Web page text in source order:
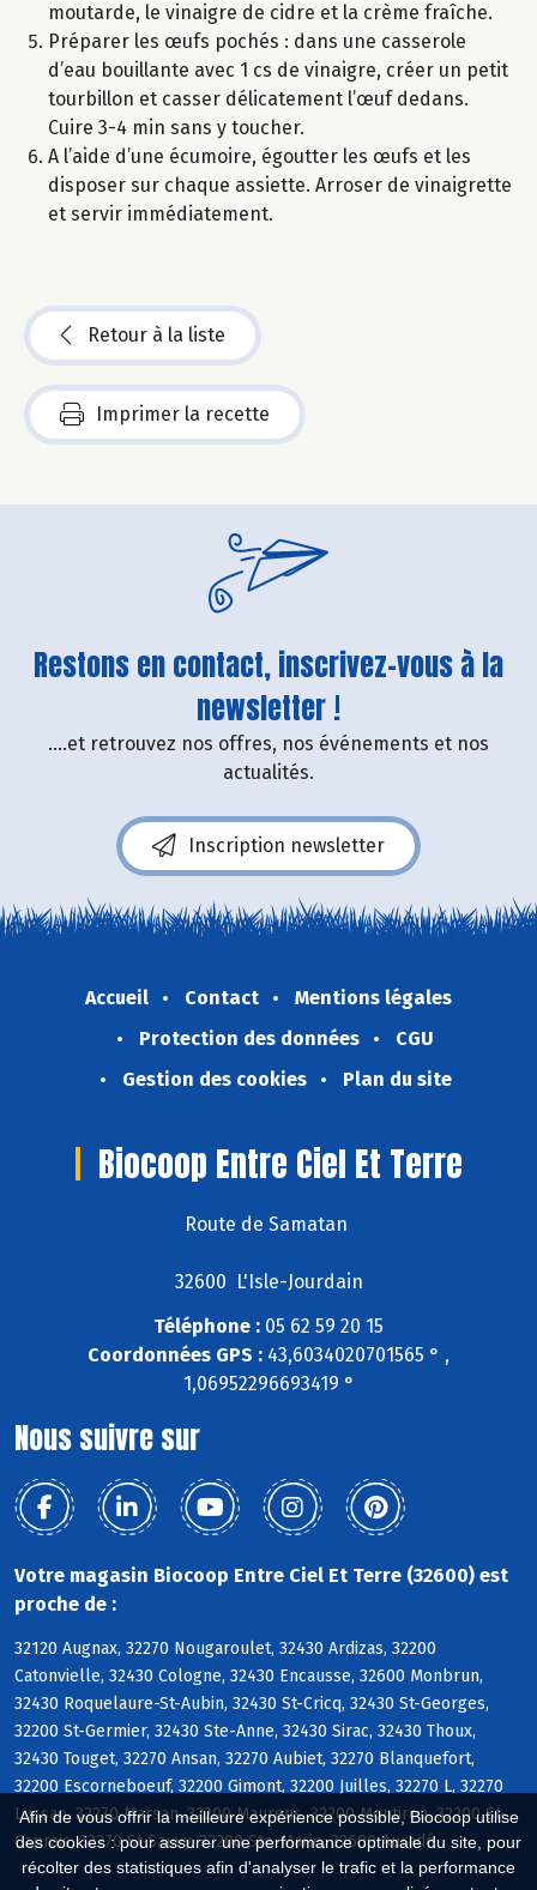
Afin de vous offrir la meilleure expérience possible, Biocoop utilise
des cookies : pour assurer une performance optimale du site, pour
récolter des statistiques afin d'analyser le trafic et la performance
moutarde, le vinaigre de cidre et la crème fraîche.
Préparer les œufs pochés : dans une casserole
d’eau bouillante avec 1 cs de vinaigre, créer un petit
tourbillon et casser délicatement l’œuf dedans.
Cuire 3-4 min sans y toucher.
A l’aide d’une écumoire, égoutter les œufs et les
disposer sur chaque assiette. Arroser de vinaigrette
et servir immédiatement.
Retour à la liste
Imprimer la recette
Restons en contact, inscrivez-vous à la
newsletter !
....et retrouvez nos offres, nos événements et nos
actualités.
Inscription newsletter
Accueil Contact
Mentions légales
Protection des données
CGU
Gestion des cookies
Plan du site
Biocoop Entre Ciel Et Terre
Route de Samatan
32600 L'Isle-Jourdain
Téléphone : 05 62 59 20 15
Coordonnées GPS : 43,6034020701565 ° ,
1,06952296693419 °
Nous suivre sur
Votre magasin Biocoop Entre Ciel Et Terre (32600) est
proche de :
32120 Augnax, 32270 Nougaroulet, 32430 Ardizas, 32200
Catonvielle, 32430 Cologne, 32430 Encausse, 32600 Monbrun,
32430 Roquelaure-St-Aubin, 32430 St-Cricq, 32430 St-Georges,
32200 St-Germier, 32430 Ste-Anne, 32430 Sirac, 32430 Thoux,
32430 Touget, 32270 Ansan, 32270 Aubiet, 32270 Blanquefort,
32200 Escorneboeuf, 32200 Gimont, 32200 Juilles, 32270 L, 32270
Lussan, 32270 Marsan, 32200 Maurens, 32200 Montiron, 32200 St-
Caprais, 32270 St-Sauvy, 32200 Ste-Marie, 32600 Auradé